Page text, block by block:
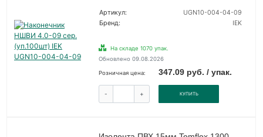
Артикул:
UGN10-004-04-09
Бренд:
IEK
На складе 1070 упак.
Обновлено 09.08.2026
Розничная цена: 347.09 руб. / упак.
- + КУПИТЬ